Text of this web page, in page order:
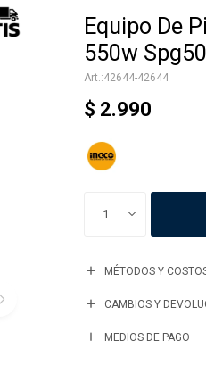
Equipo De
550w
42644-42644
$ 2.990
1
MÉTODOS Y
CAMBIOS Y
MEDIOS DE PAGO